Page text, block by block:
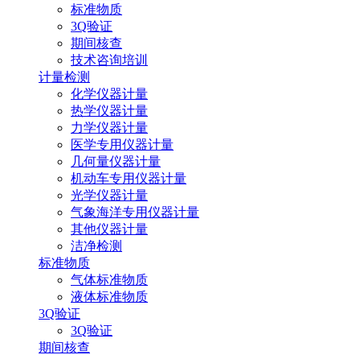
标准物质
3Q验证
期间核查
技术咨询培训
计量检测
化学仪器计量
热学仪器计量
力学仪器计量
医学专用仪器计量
几何量仪器计量
机动车专用仪器计量
光学仪器计量
气象海洋专用仪器计量
其他仪器计量
洁净检测
标准物质
气体标准物质
液体标准物质
3Q验证
3Q验证
期间核查